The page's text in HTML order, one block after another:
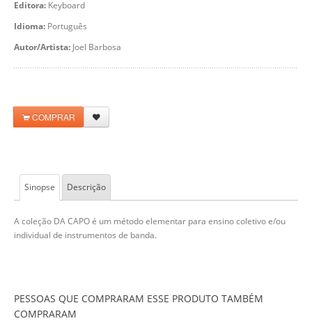
Editora: Keyboard
Idioma: Português
Autor/Artista: Joel Barbosa
COMPRAR
Sinopse Descrição
A coleção DA CAPO é um método elementar para ensino coletivo e/ou
individual de instrumentos de banda.
PESSOAS QUE COMPRARAM ESSE PRODUTO TAMBÉM
COMPRARAM